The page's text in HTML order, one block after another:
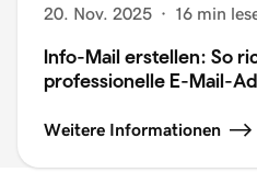
20. Nov. 2025 · 16 min
Info-Mail erstellen: So
professionelle E-Mail-
Weitere Informationen